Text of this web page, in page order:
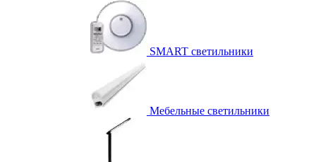
SMART светильники
Мебельные светильники